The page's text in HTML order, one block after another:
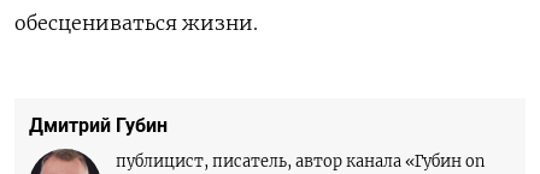
обесцениваться жизни.
Дмитрий Губин
публицист, писатель, автор канала «Губин on